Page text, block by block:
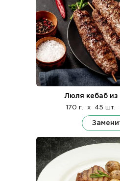
Люля кебаб из
170 г. x 45 шт.